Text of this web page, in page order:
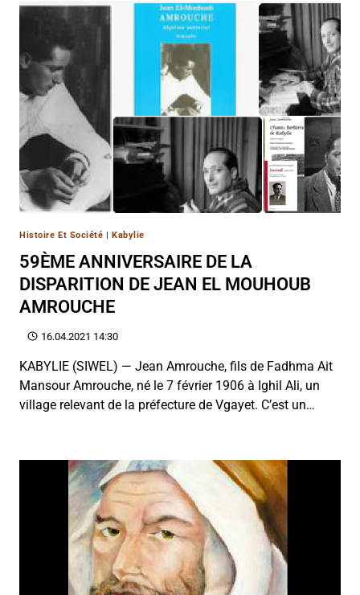
Histoire Et Société |Kabylie
59ÈME ANNIVERSAIRE DE LA
DISPARITION DE JEAN EL MOUHOUB
AMROUCHE
16.04.2021 14:30
KABYLIE (SIWEL) — Jean Amrouche, fils de Fadhma Ait
Mansour Amrouche, né le 7 février 1906 à Ighil Ali, un
village relevant de la préfecture de Vgayet. C’est un…